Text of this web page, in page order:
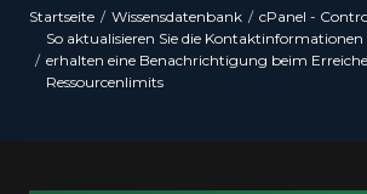
Startseite Wissensdatenbank
cPanel -
So aktualisieren Sie die Kontaktinformationen
erhalten eine Benachrichtigung beim
Ressourcenlimits